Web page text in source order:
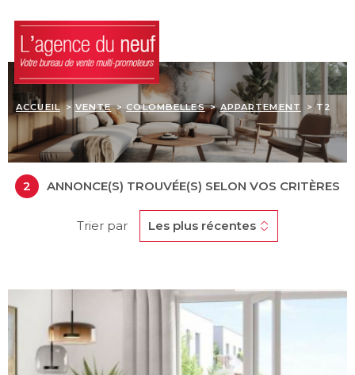
recherche
au
menu
principal
au
contenu
ACCUEIL
LES BIENS
D'INVESTISSEMENTS
ACQUÉRIR SA
BLOG
CONTACT
ACCUEIL VENTE COLOMBELLES APPARTEMENT T2
2 ANNONCE(S) TROUVÉE(S) SELON VOS CRITÈRES
Trier par Les plus récentes